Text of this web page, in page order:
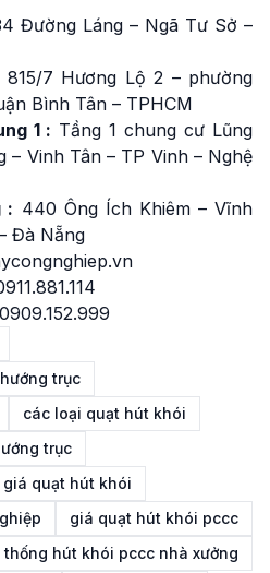
Đường Láng – Ngã Tư Sở –
815/7 Hương Lộ 2 – phường
Bình Tân – TPHCM
1 : Tầng 1 chung cư Lũng
– Vinh Tân – TP Vinh – Nghệ
: 440 Ông Ích Khiêm – Vĩnh
Đà Nẵng
1.881.114
0909.152.999
trục
các loại quạt hút khói
trục
giá quạt hút khói
giá quạt hút khói pccc
thống hút khói pccc nhà xưởng